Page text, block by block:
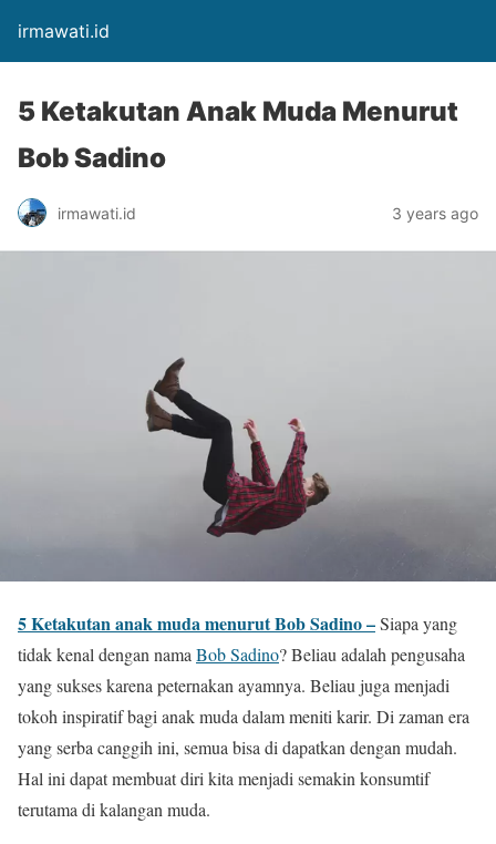
irmawati.id
5 Ketakutan Anak Muda Menurut
Bob Sadino
irmawati.id 3 years ago
5 Ketakutan anak muda menurut Bob Sadino –Siapa yang
tidak kenal dengan nama Bob Sadino? Beliau adalah pengusaha
yang sukses karena peternakan ayamnya. Beliau juga menjadi
tokoh inspiratif bagi anak muda dalam meniti karir. Di zaman era
yang serba canggih ini, semua bisa di dapatkan dengan mudah.
Hal ini dapat membuat diri kita menjadi semakin konsumtif
terutama di kalangan muda.